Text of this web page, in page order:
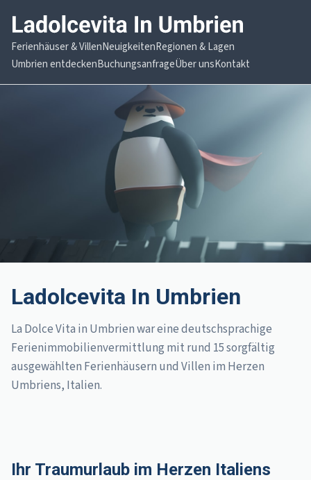
Ferienhäuser & VillenNeuigkeitenRegionen & Lagen
Umbrien entdeckenBuchungsanfrageÜber unsKontakt
Ladolcevita In Umbrien
La Dolce Vita in Umbrien war eine deutschsprachige
Ferienimmobilienvermittlung mit rund 15 sorgfältig
ausgewählten Ferienhäusern und Villen im Herzen
Umbriens, Italien.
Ihr Traumurlaub im Herzen Italiens